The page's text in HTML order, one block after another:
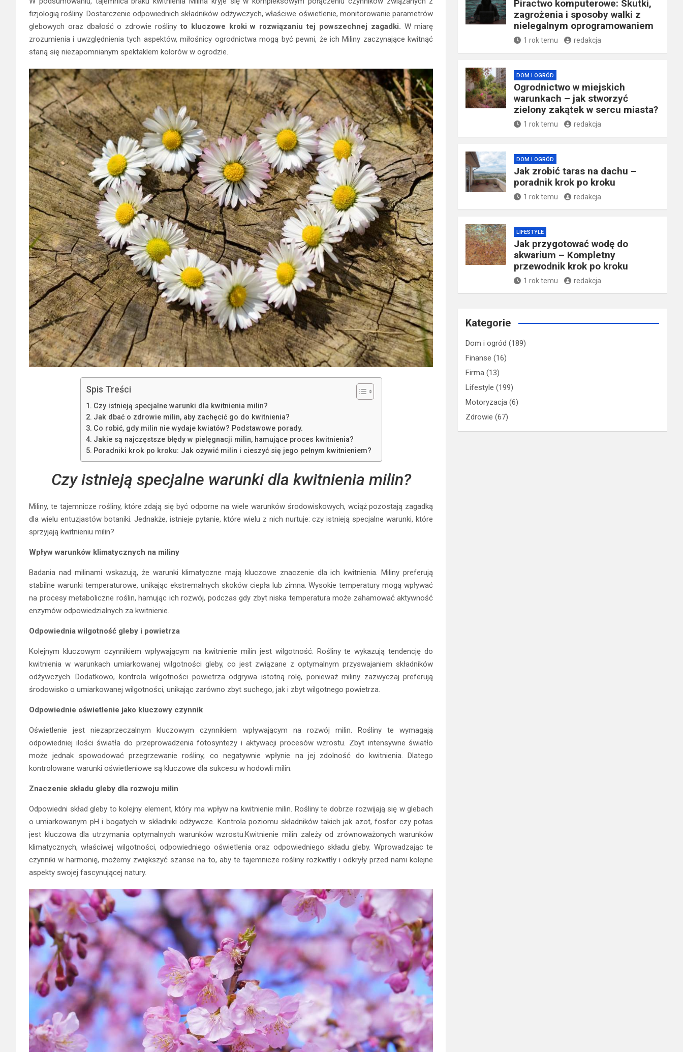
fizjologią rośliny. Dostarczenie odpowiednich składników odżywczych, właściwe oświetlenie, monitorowanie parametrów
glebowych oraz dbałość o zdrowie roślinyto kluczowe kroki w rozwiązaniu tej powszechnej zagadki. W miarę
zrozumienia i uwzględnienia tych aspektów, miłośnicy ogrodnictwa mogą być pewni, że ich Miliny zaczynające kwitnąć
staną się niezapomnianym spektaklem kolorów w ogrodzie.
Spis Treści
Czy istnieją specjalne warunki dla kwitnienia milin?
Jak dbać o zdrowie milin, aby zachęcić go do kwitnienia?
Co robić, gdy milin nie wydaje kwiatów? Podstawowe porady.
Jakie są najczęstsze błędy w pielęgnacji milin, hamujące proces kwitnienia?
Poradniki krok po kroku: Jak ożywić milin i cieszyć się jego pełnym kwitnieniem?
Czy istnieją specjalne warunki dla kwitnienia milin?
Miliny, te tajemnicze rośliny, które zdają się być odporne na wiele warunków środowiskowych, wciąż pozostają zagadką
dla wielu entuzjastów botaniki. Jednakże, istnieje pytanie, które wielu z nich nurtuje: czy istnieją specjalne warunki, które
sprzyjają kwitnieniu milin?
Wpływ warunków klimatycznych na miliny
Badania nad milinami wskazują, że warunki klimatyczne mają kluczowe znaczenie dla ich kwitnienia. Miliny preferują
stabilne warunki temperaturowe, unikając ekstremalnych skoków ciepła lub zimna. Wysokie temperatury mogą wpływać
na procesy metaboliczne roślin, hamując ich rozwój, podczas gdy zbyt niska temperatura może zahamować aktywność
enzymów odpowiedzialnych za kwitnienie.
Odpowiednia wilgotność gleby i powietrza
Kolejnym kluczowym czynnikiem wpływającym na kwitnienie milin jest wilgotność. Rośliny te wykazują tendencję do
kwitnienia w warunkach umiarkowanej wilgotności gleby, co jest związane z optymalnym przyswajaniem składników
odżywczych. Dodatkowo, kontrola wilgotności powietrza odgrywa istotną rolę, ponieważ miliny zazwyczaj preferują
środowisko o umiarkowanej wilgotności, unikając zarówno zbyt suchego, jak i zbyt wilgotnego powietrza.
Odpowiednie oświetlenie jako kluczowy czynnik
Oświetlenie jest niezaprzeczalnym kluczowym czynnikiem wpływającym na rozwój milin. Rośliny te wymagają
odpowiedniej ilości światła do przeprowadzenia fotosyntezy i aktywacji procesów wzrostu. Zbyt intensywne światło
może jednak spowodować przegrzewanie rośliny, co negatywnie wpłynie na jej zdolność do kwitnienia. Dlatego
kontrolowane warunki oświetleniowe są kluczowe dla sukcesu w hodowli milin.
Znaczenie składu gleby dla rozwoju milin
Odpowiedni skład gleby to kolejny element, który ma wpływ na kwitnienie milin. Rośliny te dobrze rozwijają się w glebach
o umiarkowanym pH i bogatych w składniki odżywcze. Kontrola poziomu składników takich jak azot, fosfor czy potas
jest kluczowa dla utrzymania optymalnych warunków wzrostu.Kwitnienie milin zależy od zrównoważonych warunków
klimatycznych, właściwej wilgotności, odpowiedniego oświetlenia oraz odpowiedniego składu gleby. Wprowadzając te
czynniki w harmonię, możemy zwiększyć szanse na to, aby te tajemnicze rośliny rozkwitły i odkryły przed nami kolejne
aspekty swojej fascynującej natury.
Piractwo komputerowe: Skutki,
zagrożenia i sposoby walki z
nielegalnym oprogramowaniem
1 rok temu redakcja
DOM I OGRÓD
Ogrodnictwo w miejskich
warunkach – jak stworzyć
zielony zakątek w sercu miasta?
1 rok temu redakcja
DOM I OGRÓD
Jak zrobić taras na dachu –
poradnik krok po kroku
1 rok temu redakcja
LIFESTYLE
Jak przygotować wodę do
akwarium – Kompletny
przewodnik krok po kroku
1 rok temu redakcja
Kategorie
Dom i ogród (189)
Finanse (16)
Firma (13)
Lifestyle (199)
Motoryzacja (6)
Zdrowie (67)